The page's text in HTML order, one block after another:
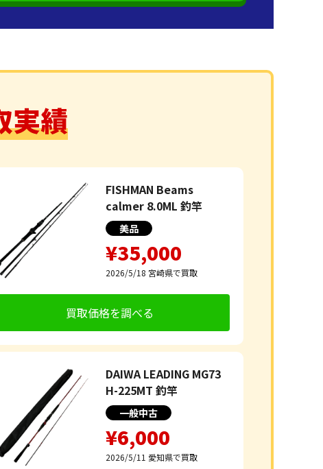
実績
FISHMAN Beams
calmer 8.0ML 釣竿
美品
¥35,000
2026/5/18 宮崎県で買取
買取価格を調べる
DAIWA LEADING MG73
H-225MT 釣竿
一般中古
¥6,000
2026/5/11 愛知県で買取